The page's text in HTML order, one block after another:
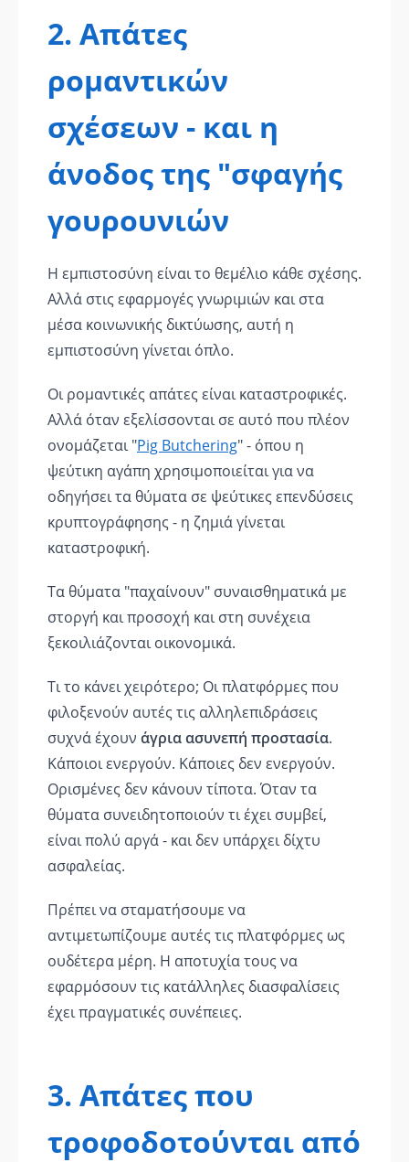
2. Απάτες
ρομαντικών
σχέσεων - και η
άνοδος της "σφαγής
γουρουνιών
Η εμπιστοσύνη είναι το θεμέλιο κάθε σχέσης.
Αλλά στις εφαρμογές γνωριμιών και στα
μέσα κοινωνικής δικτύωσης, αυτή η
εμπιστοσύνη γίνεται όπλο.
Οι ρομαντικές απάτες είναι καταστροφικές.
Αλλά όταν εξελίσσονται σε αυτό που πλέον
ονομάζεται "Pig Butchering" - όπου η
ψεύτικη αγάπη χρησιμοποιείται για να
οδηγήσει τα θύματα σε ψεύτικες επενδύσεις
κρυπτογράφησης - η ζημιά γίνεται
καταστροφική.
Τα θύματα "παχαίνουν" συναισθηματικά με
στοργή και προσοχή και στη συνέχεια
ξεκοιλιάζονται οικονομικά.
Τι το κάνει χειρότερο; Οι πλατφόρμες που
φιλοξενούν αυτές τις αλληλεπιδράσεις
συχνά έχουν άγρια ασυνεπή προστασία.
Κάποιοι ενεργούν. Κάποιες δεν ενεργούν.
Ορισμένες δεν κάνουν τίποτα. Όταν τα
θύματα συνειδητοποιούν τι έχει συμβεί,
είναι πολύ αργά - και δεν υπάρχει δίχτυ
ασφαλείας.
Πρέπει να σταματήσουμε να
αντιμετωπίζουμε αυτές τις πλατφόρμες ως
ουδέτερα μέρη. Η αποτυχία τους να
εφαρμόσουν τις κατάλληλες διασφαλίσεις
έχει πραγματικές συνέπειες.
3. Απάτες που
τροφοδοτούνται από